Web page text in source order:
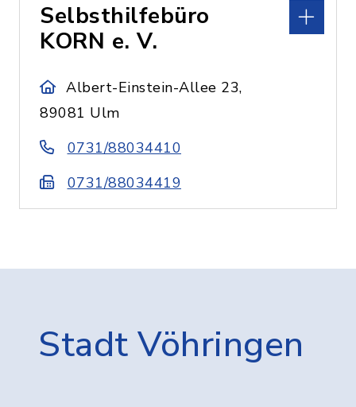
Selbsthilfebüro
KORN e. V.
Albert-Einstein-Allee 23,
89081 Ulm
0731/88034410
0731/88034419
Stadt Vöhringen